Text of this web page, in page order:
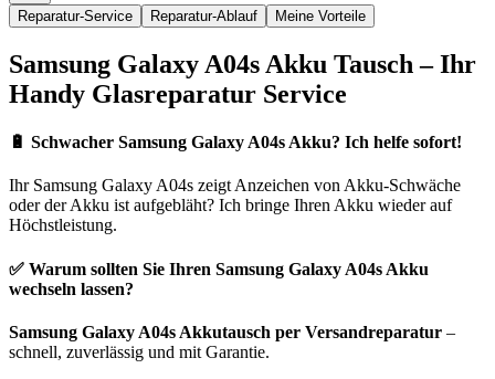
Reparatur-Service Reparatur-Ablauf Meine Vorteile
Samsung Galaxy A04s Akku Tausch – Ihr
Handy Glasreparatur Service
🔋 Schwacher Samsung Galaxy A04s Akku? Ich helfe sofort!
Ihr Samsung Galaxy A04s zeigt Anzeichen von Akku-Schwäche
oder der Akku ist aufgebläht? Ich bringe Ihren Akku wieder auf
Höchstleistung.
✅ Warum sollten Sie Ihren Samsung Galaxy A04s Akku
wechseln lassen?
Samsung Galaxy A04s Akkutausch per Versandreparatur –
schnell, zuverlässig und mit Garantie.